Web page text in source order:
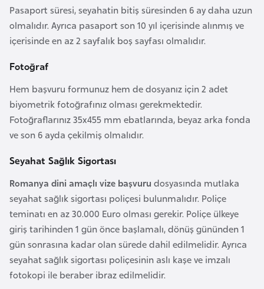
Pasaport süresi, seyahatin bitiş süresinden 6 ay daha uzun
olmalıdır. Ayrıca pasaport son 10 yıl içerisinde alınmış ve
içerisinde en az 2 sayfalık boş sayfası olmalıdır.
Fotoğraf
Hem başvuru formunuz hem de dosyanız için 2 adet
biyometrik fotoğrafınız olması gerekmektedir.
Fotoğraflarınız 35x455 mm ebatlarında, beyaz arka fonda
ve son 6 ayda çekilmiş olmalıdır.
Seyahat Sağlık Sigortası
Romanya dini amaçlı vize başvuru dosyasında mutlaka
seyahat sağlık sigortası poliçesi bulunmalıdır. Poliçe
teminatı en az 30.000 Euro olması gerekir. Poliçe ülkeye
giriş tarihinden 1 gün önce başlamalı, dönüş gününden 1
gün sonrasına kadar olan sürede dahil edilmelidir. Ayrıca
seyahat sağlık sigortası poliçesinin aslı kaşe ve imzalı
fotokopi ile beraber ibraz edilmelidir.
l
i
k
a
B
i
n
B
o